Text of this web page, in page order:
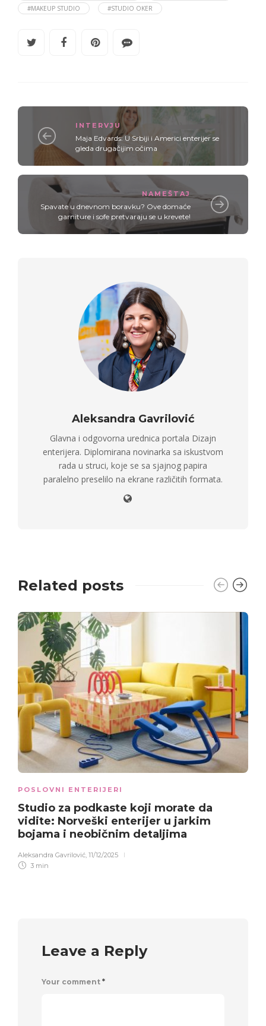
#MAKEUP STUDIO
#STUDIO OKER
INTERVJU
Maja Edvards: U Srbiji i Americi enterijer se
gleda drugačijim očima
NAMEŠTAJ
Spavate u dnevnom boravku? Ove domaće
garniture i sofe pretvaraju se u krevete!
Aleksandra Gavrilović
Glavna i odgovorna urednica portala Dizajn
enterijera. Diplomirana novinarka sa iskustvom
rada u struci, koje se sa sjajnog papira
paralelno preselilo na ekrane različitih formata.
Related posts
POSLOVNI ENTERIJERI
Studio za podkaste koji morate da
vidite: Norveški enterijer u jarkim
bojama i neobičnim detaljima
Aleksandra Gavrilović, 11/12/2025
3 min
Leave a Reply
Your comment *